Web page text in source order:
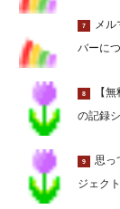
7
メ
バーに
8
【
の記録
9
思っ
ジェクト